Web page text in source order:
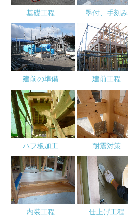
基礎工程 墨付、手刻み
建前の準備 建前工程
ハフ板加工 耐震対策
内装工程 仕上げ工程